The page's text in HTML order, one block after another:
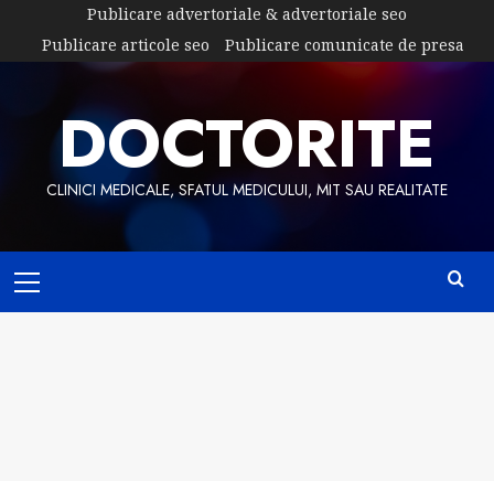
content
Publicare advertoriale & advertoriale seo
Publicare articole seo
Publicare comunicate de presa
DOCTORITE
CLINICI MEDICALE, SFATUL MEDICULUI, MIT SAU REALITATE
Menu